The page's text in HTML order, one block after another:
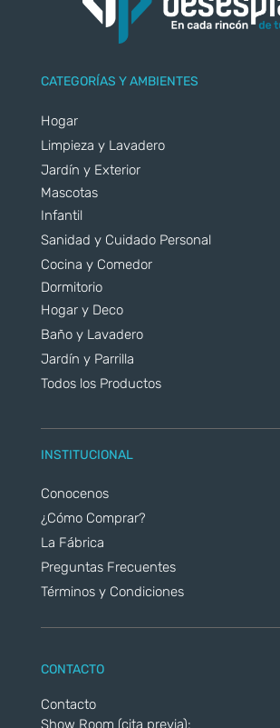
CATEGORÍAS Y AMBIENTES
Hogar
Limpieza y Lavadero
Jardín y Exterior
Mascotas
Infantil
Sanidad y Cuidado Personal
Cocina y Comedor
Dormitorio
Hogar y Deco
Baño y Lavadero
Jardín y Parrilla
Todos los Productos
INSTITUCIONAL
Conocenos
¿Cómo Comprar?
La Fábrica
Preguntas Frecuentes
Términos y Condiciones
CONTACTO
Contacto